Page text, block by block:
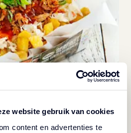
website gebruik van cookies
content en advertenties te